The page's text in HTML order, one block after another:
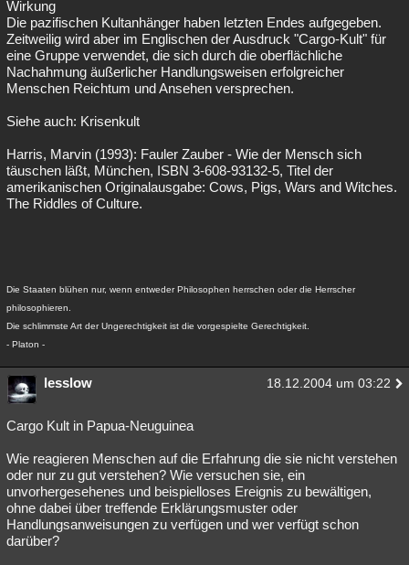
Wirkung
Die pazifischen Kultanhänger haben letzten Endes aufgegeben.
Zeitweilig wird aber im Englischen der Ausdruck "Cargo-Kult" für
eine Gruppe verwendet, die sich durch die oberflächliche
Nachahmung äußerlicher Handlungsweisen erfolgreicher
Menschen Reichtum und Ansehen versprechen.
Siehe auch: Krisenkult
Harris, Marvin (1993): Fauler Zauber - Wie der Mensch sich
täuschen läßt, München, ISBN 3-608-93132-5, Titel der
amerikanischen Originalausgabe: Cows, Pigs, Wars and Witches.
The Riddles of Culture.
Die Staaten blühen nur, wenn entweder Philosophen herrschen oder die Herrscher
philosophieren.
Die schlimmste Art der Ungerechtigkeit ist die vorgespielte Gerechtigkeit.
- Platon -
lesslow 18.12.2004 um 03:22
Cargo Kult in Papua-Neuguinea
Wie reagieren Menschen auf die Erfahrung die sie nicht verstehen
oder nur zu gut verstehen? Wie versuchen sie, ein
unvorhergesehenes und beispielloses Ereignis zu bewältigen,
ohne dabei über treffende Erklärungsmuster oder
Handlungsanweisungen zu verfügen und wer verfügt schon
darüber?